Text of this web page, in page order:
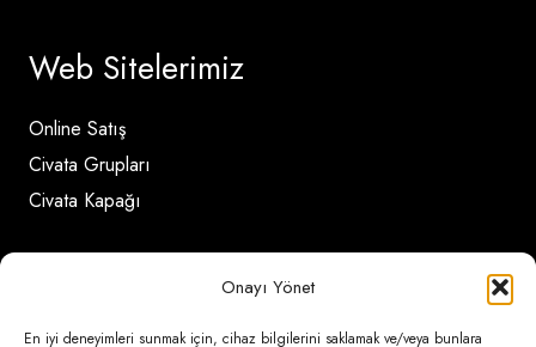
Onayı Yönet
En iyi deneyimleri sunmak için, cihaz bilgilerini saklamak ve/veya bunlara
Web Sitelerimiz
Online Satış
Civata Grupları
Civata Kapağı
İletişim Detayları